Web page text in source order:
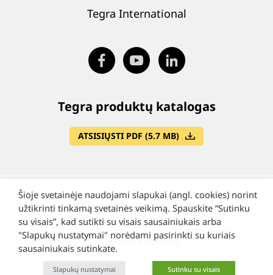
Tegra International
Tegra produktų katalogas
ATSISIŲSTI PDF (5.7 MB)
©"Tegra State Group", Lietuva
Made by Rocket Sience Baltics
Privatumo politika
Šioje svetainėje naudojami slapukai (angl. cookies) norint
užtikrinti tinkamą svetainės veikimą. Spauskite “Sutinku
su visais”, kad sutikti su visais sausainiukais arba
"Slapukų nustatymai" norėdami pasirinkti su kuriais
sausainiukais sutinkate.
Slapukų nustatymai Sutinku su visais